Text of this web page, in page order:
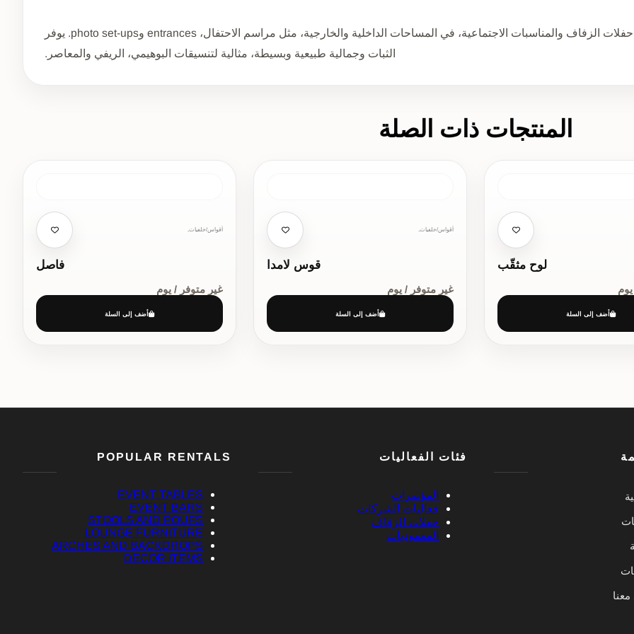
قوس مثلث هو هيكل ديكوري للمناسبات. يُستخدم في حفلات الزفاف والمناسبات الاجتماعية، في المساحات الداخلية والخارجية، مثل مراسم الاحتفال، entrances وphoto set-ups. يوفر
الثبات وجمالية طبيعية وبسيطة، مثالية لتنسيقات البوهيمي، الريفي والمعاصر.
المنتجات ذات الصلة
لوح مثقّب
أضف إلى السلة
أقواس/خلفيات,
قوس لامدا
غير متوفر / يوم
أضف إلى السلة
أقواس/خلفيات,
فاصل
غير متوفر / يوم
أضف إلى السلة
فئات الفعاليات
المؤتمرات
فعاليات الشركات
حفلات الزفاف
المعموديات
POPULAR RENTALS
EVENT TABLES
EVENT BARS
STOOLS AND POUFS
LOUNGE FURNITURE
ARCHES AND BACKDROPS
DECOR ITEMS